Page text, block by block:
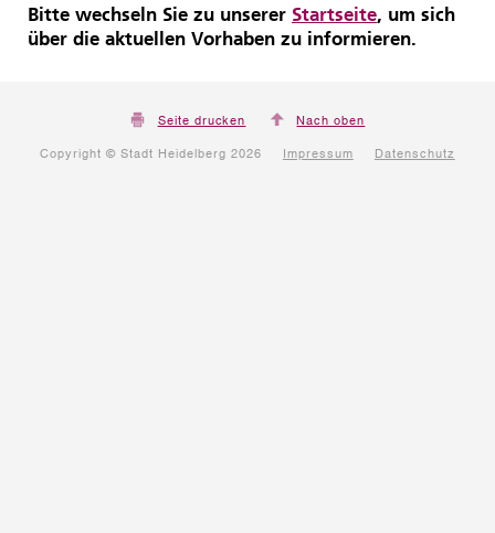
Bitte wechseln Sie zu unserer Startseite, um sich
über die aktuellen Vorhaben zu informieren.
Seite drucken Nach oben
Copyright © Stadt Heidelberg 2026 Impressum Datenschutz